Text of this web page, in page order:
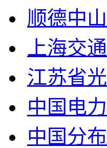
顺德中
上海交
江苏省
中国电
中国分